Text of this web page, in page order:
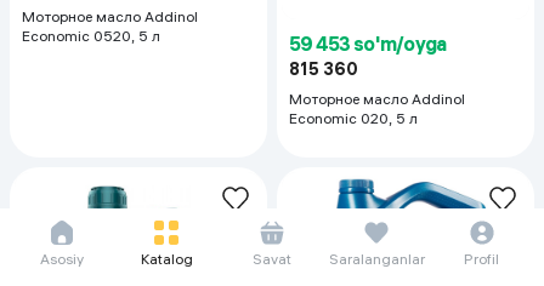
Моторное масло Addinol
Economic 0520, 5 л
59 453 so'm/oyga
815 360
Моторное масло Addinol
Economic 020, 5 л
Asosiy Katalog Savat Saralanganlar Profil